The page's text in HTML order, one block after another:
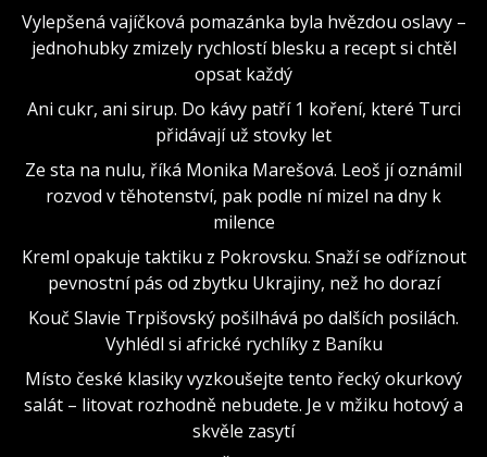
Vylepšená vajíčková pomazánka byla hvězdou oslavy –
jednohubky zmizely rychlostí blesku a recept si chtěl
opsat každý
Ani cukr, ani sirup. Do kávy patří 1 koření, které Turci
přidávají už stovky let
Ze sta na nulu, říká Monika Marešová. Leoš jí oznámil
rozvod v těhotenství, pak podle ní mizel na dny k
milence
Kreml opakuje taktiku z Pokrovsku. Snaží se odříznout
pevnostní pás od zbytku Ukrajiny, než ho dorazí
Kouč Slavie Trpišovský pošilhává po dalších posilách.
Vyhlédl si africké rychlíky z Baníku
Místo české klasiky vyzkoušejte tento řecký okurkový
salát – litovat rozhodně nebudete. Je v mžiku hotový a
skvěle zasytí